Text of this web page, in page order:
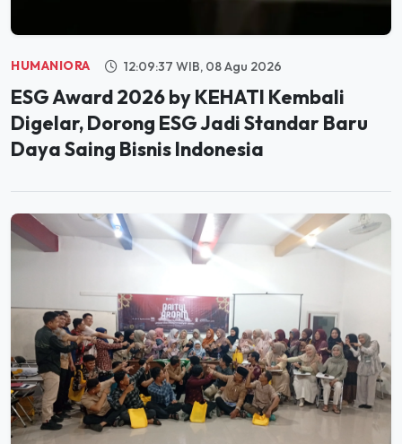
HUMANIORA 12:09:37 WIB, 08 Agu 2026
ESG Award 2026 by KEHATI Kembali
Digelar, Dorong ESG Jadi Standar Baru
Daya Saing Bisnis Indonesia